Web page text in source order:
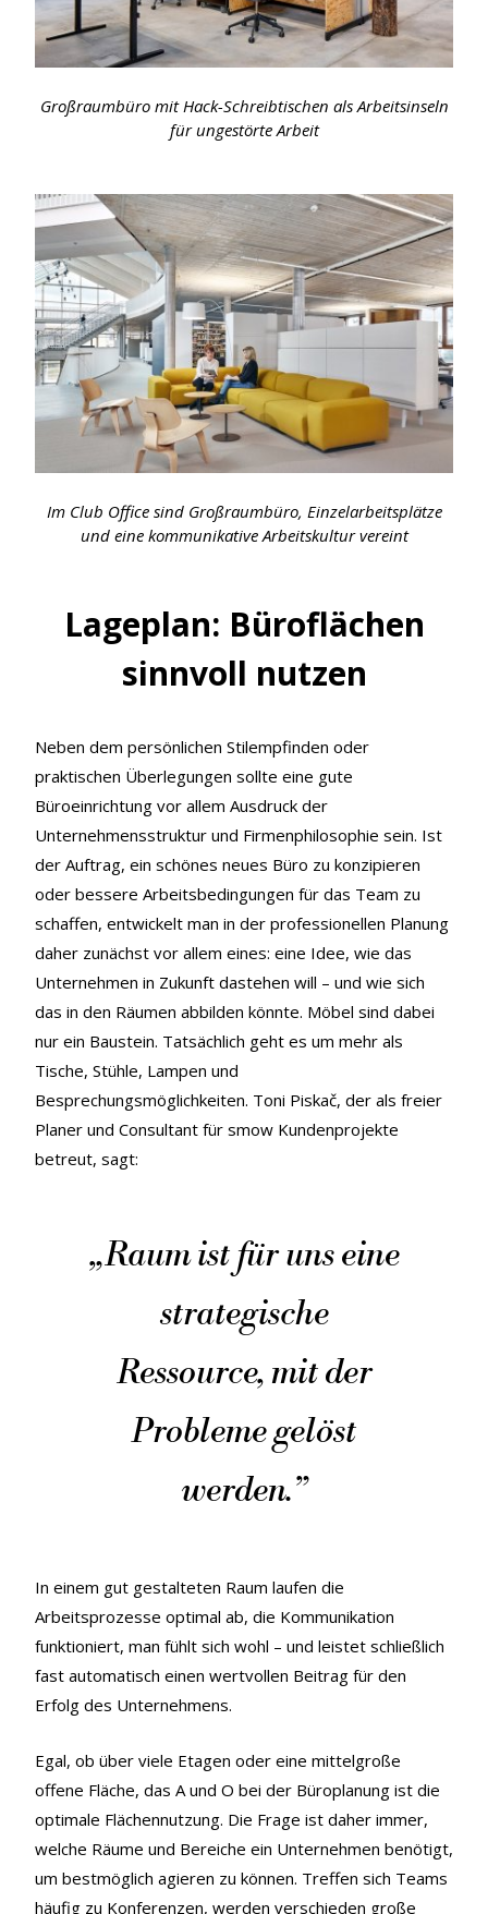
Großraumbüro mit Hack-Schreibtischen als Arbeitsinseln
für ungestörte Arbeit
Im Club Office sind Großraumbüro, Einzelarbeitsplätze
und eine kommunikative Arbeitskultur vereint
Lageplan: Büroflächen
sinnvoll nutzen
Neben dem persönlichen Stilempfinden oder
praktischen Überlegungen sollte eine gute
Büroeinrichtung vor allem Ausdruck der
Unternehmensstruktur und Firmenphilosophie sein. Ist
der Auftrag, ein schönes neues Büro zu konzipieren
oder bessere Arbeitsbedingungen für das Team zu
schaffen, entwickelt man in der professionellen Planung
daher zunächst vor allem eines: eine Idee, wie das
Unternehmen in Zukunft dastehen will – und wie sich
das in den Räumen abbilden könnte. Möbel sind dabei
nur ein Baustein. Tatsächlich geht es um mehr als
Tische, Stühle, Lampen und
Besprechungsmöglichkeiten. Toni Piskač, der als freier
Planer und Consultant für smow Kundenprojekte
betreut, sagt:
„Raum ist für uns eine
strategische
Ressource, mit der
Probleme gelöst
werden.”
In einem gut gestalteten Raum laufen die
Arbeitsprozesse optimal ab, die Kommunikation
funktioniert, man fühlt sich wohl – und leistet schließlich
fast automatisch einen wertvollen Beitrag für den
Erfolg des Unternehmens.
Egal, ob über viele Etagen oder eine mittelgroße
offene Fläche, das A und O bei der Büroplanung ist die
optimale Flächennutzung. Die Frage ist daher immer,
welche Räume und Bereiche ein Unternehmen benötigt,
um bestmöglich agieren zu können. Treffen sich Teams
häufig zu Konferenzen, werden verschieden große